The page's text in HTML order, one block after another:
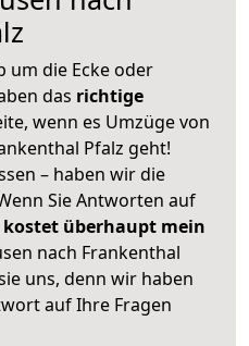
um die Ecke oder
das richtige
wenn es Umzüge von
Pfalz geht!
– haben wir die
Sie Antworten auf
kostet überhaupt mein
nach Frankenthal
uns, denn wir haben
auf Ihre Fragen